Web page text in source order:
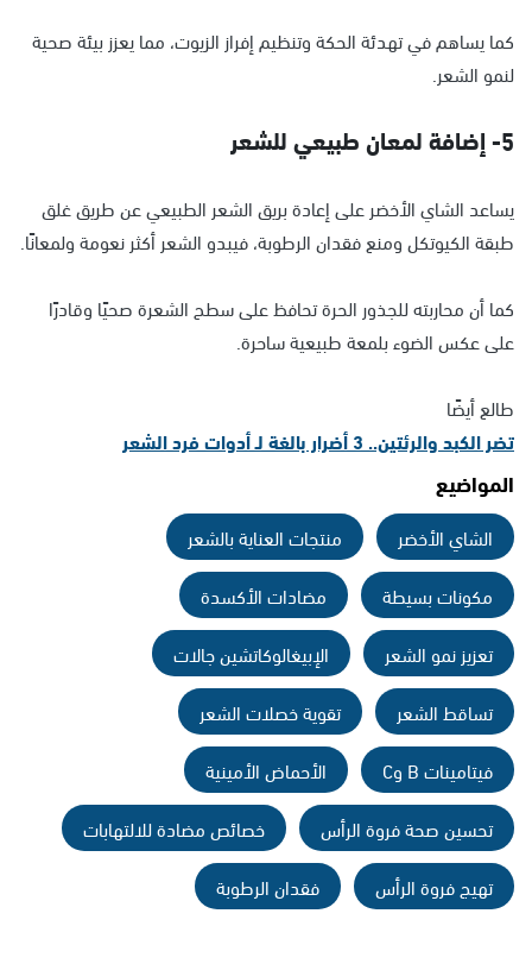
كما يساهم في تهدئة الحكة وتنظيم إفراز الزيوت، مما يعزز بيئة صحية
لنمو الشعر.
5- إضافة لمعان طبيعي للشعر
يساعد الشاي الأخضر على إعادة بريق الشعر الطبيعي عن طريق غلق
طبقة الكيوتكل ومنع فقدان الرطوبة، فيبدو الشعر أكثر نعومة ولمعانًا.
كما أن محاربته للجذور الحرة تحافظ على سطح الشعرة صحيًا وقادرًا
على عكس الضوء بلمعة طبيعية ساحرة.
طالع أيضًا
تضر الكبد والرئتين.. 3 أضرار بالغة لـ أدوات فرد الشعر
المواضيع
الشاي الأخضر
منتجات العناية بالشعر
مكونات بسيطة
مضادات الأكسدة
تعزيز نمو الشعر
الإبيغالوكاتشين جالات
تساقط الشعر
تقوية خصلات الشعر
فيتامينات B وC
الأحماض الأمينية
تحسين صحة فروة الرأس
خصائص مضادة للالتهابات
تهيج فروة الرأس
فقدان الرطوبة